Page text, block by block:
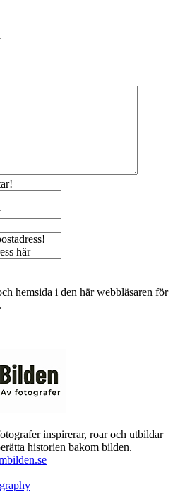
här
hemsida i den här webbläsaren för
inspirerar, roar och utbildar
historien bakom bilden.